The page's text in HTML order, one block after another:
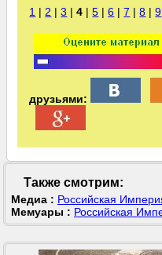
1 | 2 |3 | 4 |5 |6 |7 |8 |9
друзьями:
Также смотрим:
Медиа : Российская
Мемуары : Российская